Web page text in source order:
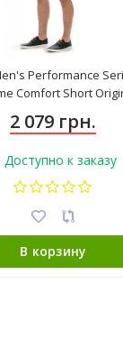
Performance
Comfort Short
2 079 грн.
Доступно к заказу
В корзину